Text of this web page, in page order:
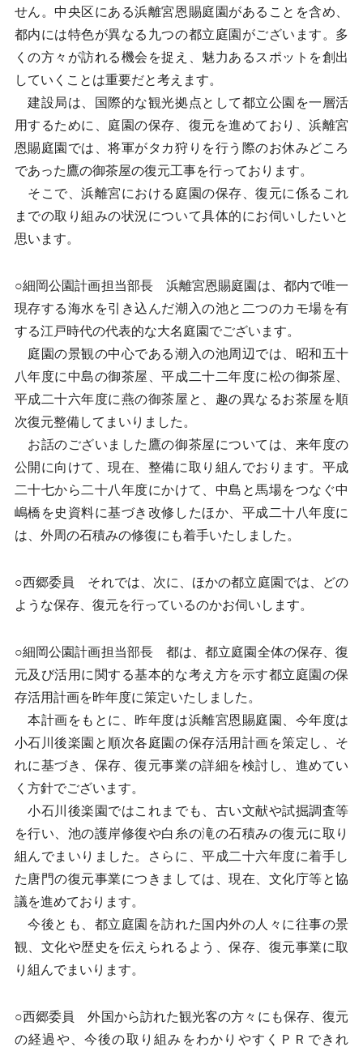
せん。中央区にある浜離宮恩賜庭園があることを含め、
都内には特色が異なる九つの都立庭園がございます。多
くの方々が訪れる機会を捉え、魅力あるスポットを創出
していくことは重要だと考えます。
建設局は、国際的な観光拠点として都立公園を一層活
用するために、庭園の保存、復元を進めており、浜離宮
恩賜庭園では、将軍がタカ狩りを行う際のお休みどころ
であった鷹の御茶屋の復元工事を行っております。
そこで、浜離宮における庭園の保存、復元に係るこれ
までの取り組みの状況について具体的にお伺いしたいと
思います。
○細岡公園計画担当部長 浜離宮恩賜庭園は、都内で唯一
現存する海水を引き込んだ潮入の池と二つのカモ場を有
する江戸時代の代表的な大名庭園でございます。
庭園の景観の中心である潮入の池周辺では、昭和五十
八年度に中島の御茶屋、平成二十二年度に松の御茶屋、
平成二十六年度に燕の御茶屋と、趣の異なるお茶屋を順
次復元整備してまいりました。
お話のございました鷹の御茶屋については、来年度の
公開に向けて、現在、整備に取り組んでおります。平成
二十七から二十八年度にかけて、中島と馬場をつなぐ中
嶋橋を史資料に基づき改修したほか、平成二十八年度に
は、外周の石積みの修復にも着手いたしました。
○西郷委員 それでは、次に、ほかの都立庭園では、どの
ような保存、復元を行っているのかお伺いします。
○細岡公園計画担当部長 都は、都立庭園全体の保存、復
元及び活用に関する基本的な考え方を示す都立庭園の保
存活用計画を昨年度に策定いたしました。
本計画をもとに、昨年度は浜離宮恩賜庭園、今年度は
小石川後楽園と順次各庭園の保存活用計画を策定し、そ
れに基づき、保存、復元事業の詳細を検討し、進めてい
く方針でございます。
小石川後楽園ではこれまでも、古い文献や試掘調査等
を行い、池の護岸修復や白糸の滝の石積みの復元に取り
組んでまいりました。さらに、平成二十六年度に着手し
た唐門の復元事業につきましては、現在、文化庁等と協
議を進めております。
今後とも、都立庭園を訪れた国内外の人々に往事の景
観、文化や歴史を伝えられるよう、保存、復元事業に取
り組んでまいります。
○西郷委員 外国から訪れた観光客の方々にも保存、復元
の経過や、今後の取り組みをわかりやすくＰＲできれ